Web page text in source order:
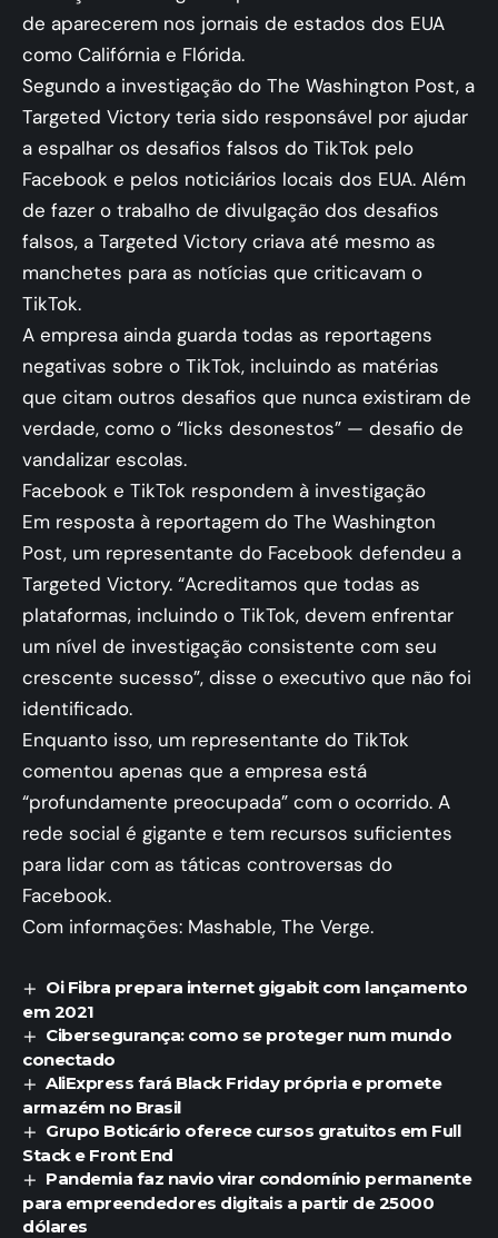
de aparecerem nos jornais de estados dos EUA
como Califórnia e Flórida.
Segundo a investigação do The Washington Post, a
Targeted Victory teria sido responsável por ajudar
a espalhar os desafios falsos do TikTok pelo
Facebook e pelos noticiários locais dos EUA. Além
de fazer o trabalho de divulgação dos desafios
falsos, a Targeted Victory criava até mesmo as
manchetes para as notícias que criticavam o
TikTok.
A empresa ainda guarda todas as reportagens
negativas sobre o TikTok, incluindo as matérias
que citam outros desafios que nunca existiram de
verdade, como o “licks desonestos” — desafio de
vandalizar escolas.
Facebook e TikTok respondem à investigação
Em resposta à reportagem do The Washington
Post, um representante do Facebook defendeu a
Targeted Victory. “Acreditamos que todas as
plataformas, incluindo o TikTok, devem enfrentar
um nível de investigação consistente com seu
crescente sucesso”, disse o executivo que não foi
identificado.
Enquanto isso, um representante do TikTok
comentou apenas que a empresa está
“profundamente preocupada” com o ocorrido. A
rede social é gigante e tem recursos suficientes
para lidar com as táticas controversas do
Facebook.
Com informações: Mashable, The Verge.
Oi Fibra prepara internet gigabit com lançamento
em 2021
Cibersegurança: como se proteger num mundo
conectado
AliExpress fará Black Friday própria e promete
armazém no Brasil
Grupo Boticário oferece cursos gratuitos em Full
Stack e Front End
Pandemia faz navio virar condomínio permanente
para empreendedores digitais a partir de 25000
dólares